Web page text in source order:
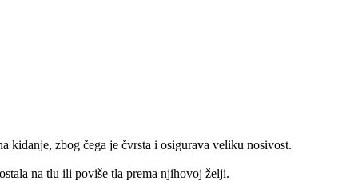
kidanje, zbog čega je čvrsta i osigurava veliku nosivost.
na tlu ili poviše tla prema njihovoj želji.